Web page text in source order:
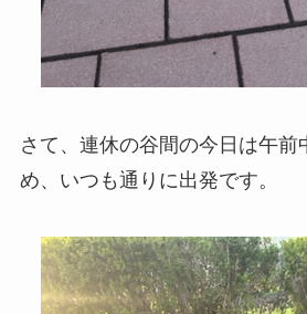
さて、連休の谷間の今日は午前
め、いつも通りに出発です。